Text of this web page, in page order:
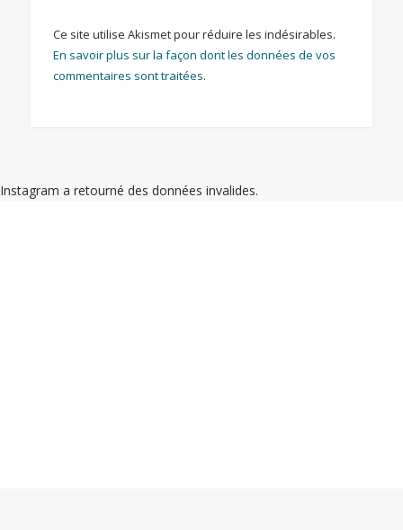
Ce site utilise Akismet pour réduire les indésirables.
En savoir plus sur la façon dont les données de vos
commentaires sont traitées.
Instagram a retourné des données invalides.